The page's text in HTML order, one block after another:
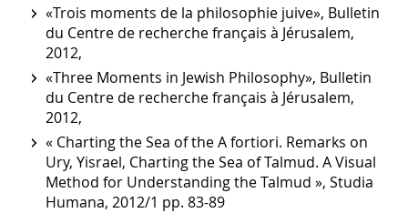
«Trois moments de la philosophie juive», Bulletin
du Centre de recherche français à Jérusalem,
2012,
«Three Moments in Jewish Philosophy», Bulletin
du Centre de recherche français à Jérusalem,
2012,
« Charting the Sea of the A fortiori. Remarks on
Ury, Yisrael, Charting the Sea of Talmud. A Visual
Method for Understanding the Talmud », Studia
Humana, 2012/1 pp. 83-89